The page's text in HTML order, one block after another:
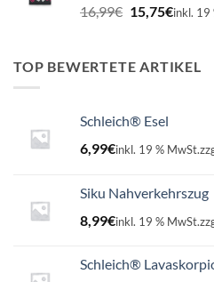
16,99€
Preis
16,99€
15,75€
15,75€.
inkl. 19
TOP BEWERTETE ARTIKEL
Schleich® Esel
6,99€inkl. 19 % MwSt.
Siku Nahverkehrszug
8,99€inkl. 19 % MwSt.
Schleich®